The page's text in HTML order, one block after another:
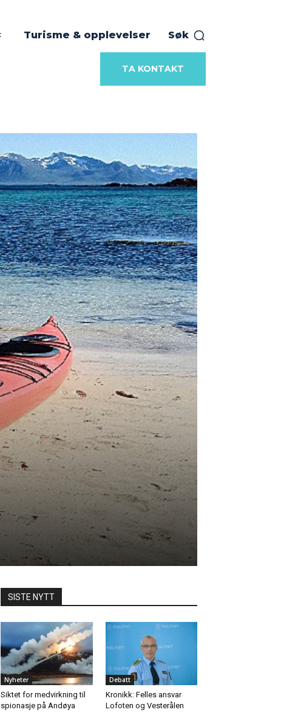
Turisme & opplevelser Søk
TA KONTAKT
SISTE NYTT
Nyheter
Siktet for medvirkning til
spionasje på Andøya
Debatt
Kronikk: Felles ansvar
Lofoten og Vesterålen